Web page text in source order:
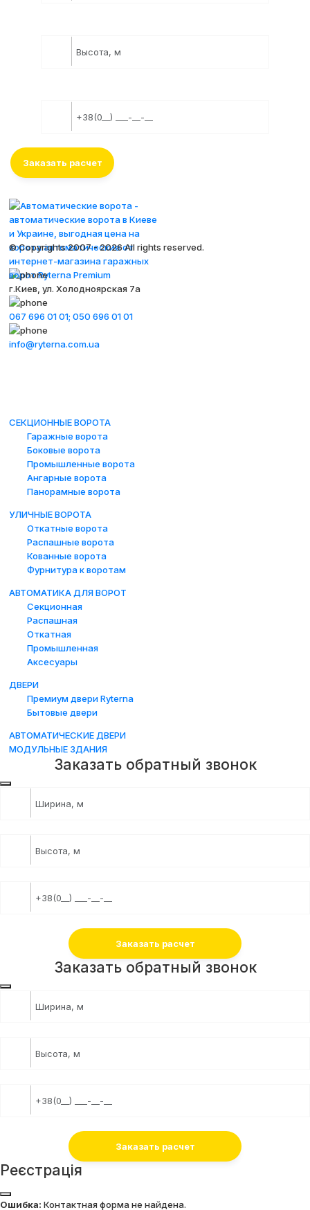
© Copyrights 2007 -2026 All rights reserved.
г.Киев, ул. Холодноярская 7а
067 696 01 01; 050 696 01 01
info@ryterna.com.ua
СЕКЦИОННЫЕ ВОРОТА
Гаражные ворота
Боковые ворота
Промышленные ворота
Ангарные ворота
Панорамные ворота
УЛИЧНЫЕ ВОРОТА
Откатные ворота
Распашные ворота
Кованные ворота
Фурнитура к воротам
АВТОМАТИКА ДЛЯ ВОРОТ
Секционная
Распашная
Откатная
Промышленная
Аксесуары
ДВЕРИ
Премиум двери Ryterna
Бытовые двери
АВТОМАТИЧЕСКИЕ ДВЕРИ
МОДУЛЬНЫЕ ЗДАНИЯ
Заказать обратный звонок
Заказать обратный звонок
Реєстрація
Ошибка: Контактная форма не найдена.